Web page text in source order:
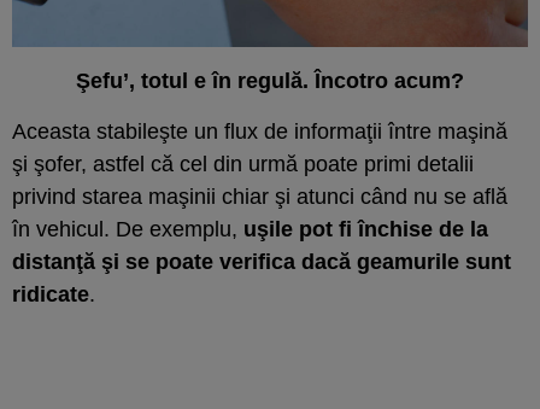
Şefu’, totul e în regulă. Încotro acum?
Aceasta stabileşte un flux de informaţii între maşină
şi şofer, astfel că cel din urmă poate primi detalii
privind starea maşinii chiar şi atunci când nu se află
în vehicul. De exemplu, uşile pot fi închise de la
distanţă şi se poate verifica dacă geamurile sunt
ridicate.